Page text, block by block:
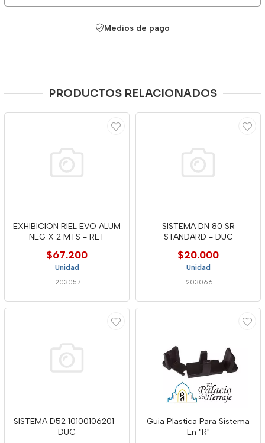
Medios de pago
PRODUCTOS RELACIONADOS
EXHIBICION RIEL EVO ALUM
NEG X 2 MTS - RET
$67.200
Unidad
1203057
SISTEMA DN 80 SR
STANDARD - DUC
$20.000
Unidad
1203066
SISTEMA D52 10100106201 -
DUC
Guia Plastica Para Sistema
En "R"